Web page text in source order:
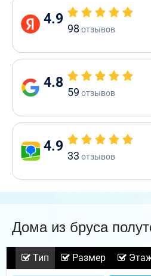
4.9
98 отзывов
4.8
59 отзывов
4.9
33 отзывов
Дома из бруса
Тип Размер